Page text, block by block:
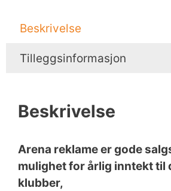
Beskrivelse
Tilleggsinformasjon
Beskrivelse
Arena reklame er gode
mulighet for årlig inntekt til
klubber,